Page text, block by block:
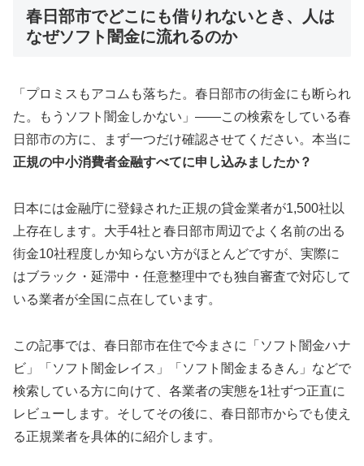
春日部市でどこにも借りれないとき、人は
なぜソフト闇金に流れるのか
「プロミスもアコムも落ちた。春日部市の街金にも断られ
た。もうソフト闇金しかない」——この検索をしている春
日部市の方に、まず一つだけ確認させてください。本当に
正規の中小消費者金融すべてに申し込みましたか？
日本には金融庁に登録された正規の貸金業者が1,500社以
上存在します。大手4社と春日部市周辺でよく名前の出る
街金10社程度しか知らない方がほとんどですが、実際に
はブラック・延滞中・任意整理中でも独自審査で対応して
いる業者が全国に点在しています。
この記事では、春日部市在住で今まさに「ソフト闇金ハナ
ビ」「ソフト闇金レイス」「ソフト闇金まるきん」などで
検索している方に向けて、各業者の実態を1社ずつ正直に
レビューします。そしてその後に、春日部市からでも使え
る正規業者を具体的に紹介します。